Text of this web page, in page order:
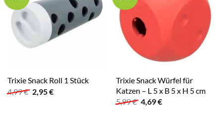
Trixie Snack Roll 1 Stück
4,99€ Ursprünglicher
Preis
2,95€Aktueller
Trixie Snack Würfel für
Katzen – L 5 x B 5 x H 5 cm
5,99€ Ursprünglicher
4,69€Aktueller